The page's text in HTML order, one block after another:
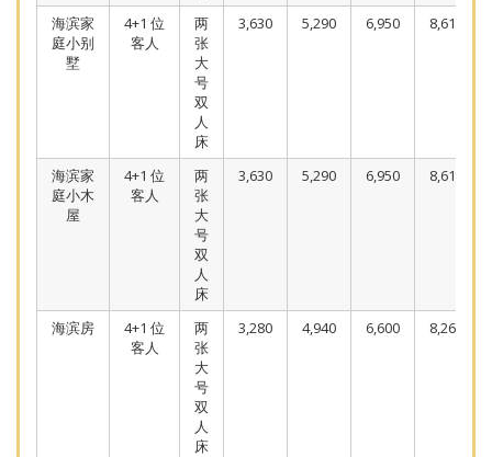
海滨家
庭小别
墅
4+1 位
客人
两
张
大
号
双
人
床
3,630 5,290 6,950 8,610
海滨家
庭小木
屋
4+1 位
客人
两
张
大
号
双
人
床
3,630 5,290 6,950 8,610
海滨房
4+1 位
客人
两
张
大
号
双
人
床
3,280 4,940 6,600 8,260